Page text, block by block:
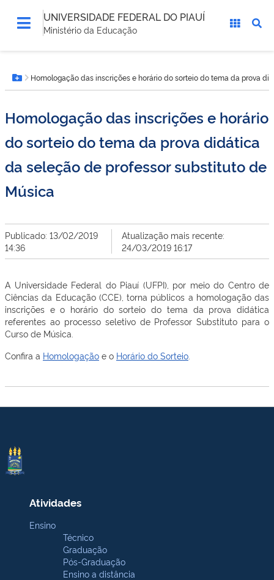
UNIVERSIDADE FEDERAL DO PIAUÍ
Ministério da Educação
está
aqui:Botão Menu
Homologação das inscrições e horário do sorteio do tema da prova
Homologação das inscrições e horário
do sorteio do tema da prova didática
da seleção de professor substituto de
Música
Publicado: 13/02/2019
14:36
Atualização mais recente:
24/03/2019 16:17
A Universidade Federal do Piauí (UFPI), por meio do Centro de
Ciências da Educação (CCE), torna públicos a homologação das
inscrições e o horário do sorteio do tema da prova didática
referentes ao processo seletivo de Professor Substituto para o
Curso de Música.
Confira a Homologação e o Horário do Sorteio
Atividades
Ensino
Técnico
Graduação
Pós-Graduação
Ensino a distância